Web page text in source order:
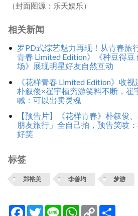
（封面图源：乐天娱乐）
相关新闻
罗PD式综艺魅力再现！从青春旅
青春 Limited Edition》《种豆得豆
场》展现明星好友自然互动
《花样青春 Limited Edition》收
朴叙俊×崔宇植穷游笑料不断，崔
喊：可以出卖灵魂
【预告片】《花样青春》朴叙俊
朋友旅行」全自己拍，预告笑喷
好笑
标签
郑裕美 李善均 梦游
Facebook
TwitterLine WhatsApp
Copy